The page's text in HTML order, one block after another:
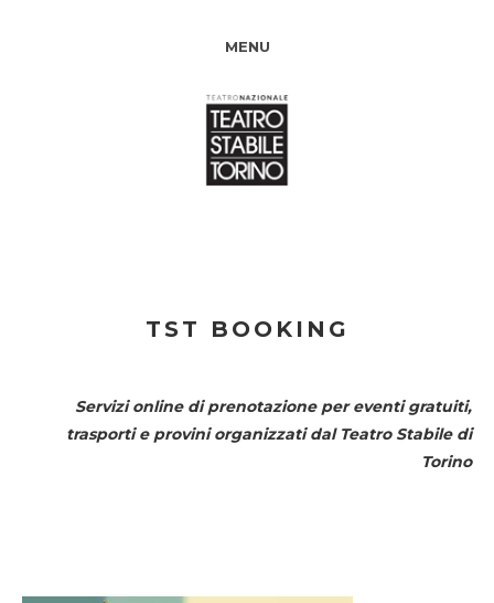
MENU
TST BOOKING
Servizi online di prenotazione per eventi gratuiti,
trasporti e provini organizzati dal Teatro Stabile di
Torino